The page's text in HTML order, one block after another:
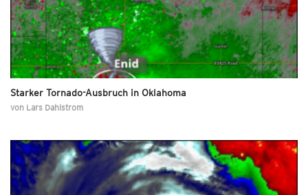
Starker Tornado-Ausbruch in Oklahoma
von Lars Dahlstrom